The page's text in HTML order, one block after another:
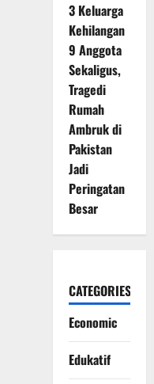
3 Keluarga
Kehilangan
9 Anggota
Sekaligus,
Tragedi
Rumah
Ambruk di
Pakistan
Jadi
Peringatan
Besar
CATEGORIES
Economic
Edukatif